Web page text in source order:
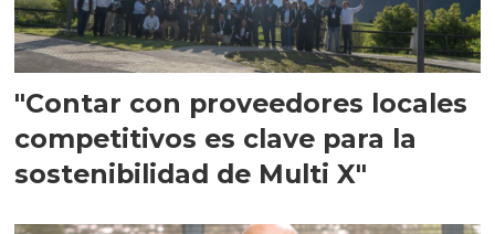
"Contar con proveedores locales
competitivos es clave para la
sostenibilidad de Multi X"